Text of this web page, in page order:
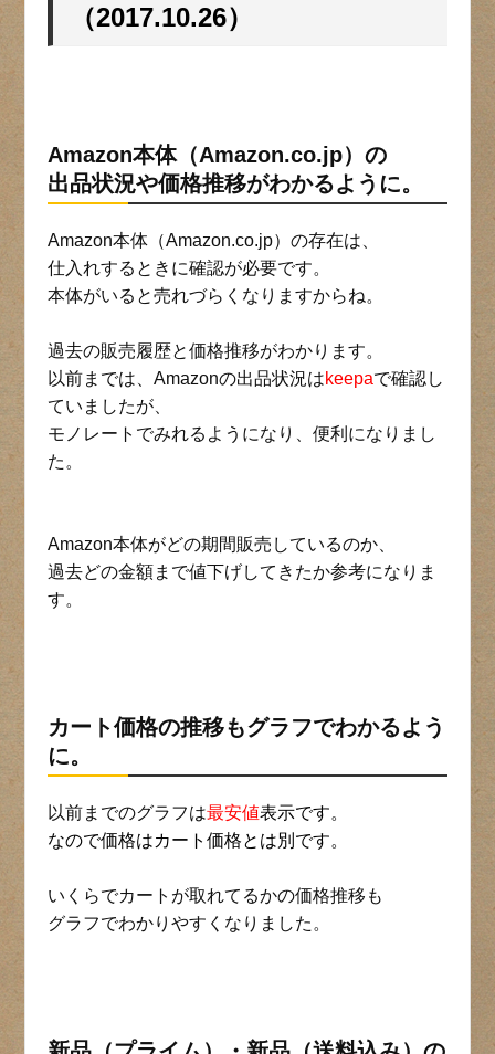
（2017.10.26）
Amazon本体（Amazon.co.jp）の
出品状況や価格推移がわかるように。
Amazon本体（Amazon.co.jp）の存在は、
仕入れするときに確認が必要です。
本体がいると売れづらくなりますからね。
過去の販売履歴と価格推移がわかります。
以前までは、Amazonの出品状況はkeepaで確認し
ていましたが、
モノレートでみれるようになり、便利になりまし
た。
Amazon本体がどの期間販売しているのか、
過去どの金額まで値下げしてきたか参考になりま
す。
カート価格の推移もグラフでわかるよう
に。
以前までのグラフは最安値表示です。
なので価格はカート価格とは別です。
いくらでカートが取れてるかの価格推移も
グラフでわかりやすくなりました。